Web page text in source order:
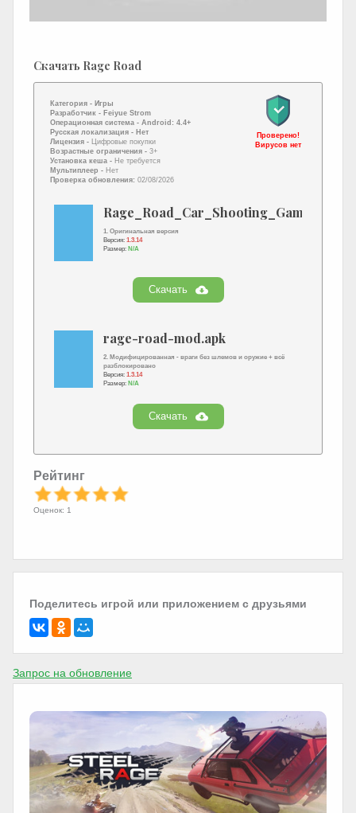
Скачать Rage Road
Категория - Игры
Разработчик - Feiyue Strom
Операционная система - Android: 4.4+
Русская локализация - Нет
Лицензия - Цифровые покупки
Возрастные ограничения - 3+
Установка кеша - Не требуется
Мультиплеер - Нет
Проверка обновления: 02/08/2026
Проверено!
Вирусов нет
Rage_Road_Car_Shooting_Game.apk
1. Оригинальная версия
Версия: 1.3.14
Размер: N/A
Скачать
rage-road-mod.apk
2. Модифицированная - враги без шлемов и оружие + всё
разблокировано
Версия: 1.3.14
Размер: N/A
Скачать
Рейтинг
Оценок: 1
Поделитесь игрой или приложением с друзьями
Запрос на обновление